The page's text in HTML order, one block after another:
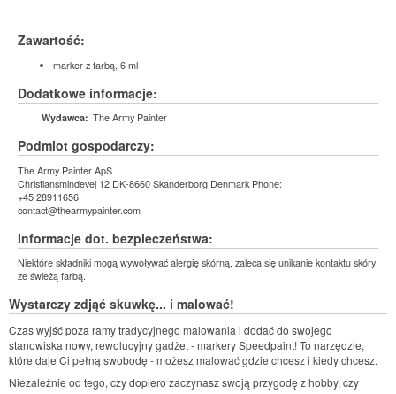
Zawartość:
marker z farbą, 6 ml
Dodatkowe informacje:
Wydawca: The Army Painter
Podmiot gospodarczy:
The Army Painter ApS
Christiansmindevej 12 DK-8660 Skanderborg Denmark Phone:
+45 28911656
contact@thearmypainter.com
Informacje dot. bezpieczeństwa:
Niektóre składniki mogą wywoływać alergię skórną, zaleca się unikanie kontaktu skóry
ze świeżą farbą.
Wystarczy zdjąć skuwkę... i malować!
Czas wyjść poza ramy tradycyjnego malowania i dodać do swojego
stanowiska nowy, rewolucyjny gadżet - markery Speedpaint! To narzędzie,
które daje Ci pełną swobodę - możesz malować gdzie chcesz i kiedy chcesz.
Niezależnie od tego, czy dopiero zaczynasz swoją przygodę z hobby, czy